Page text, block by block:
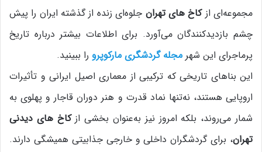
مجموعه‌ای ازکاخ های تهران جلوه‌ای زنده از گذشته ایران را پیش
چشم بازدیدکنندگان می‌آورد. برای اطلاعات بیشتر درباره تاریخ
پرماجرای این شهر مجله گردشگری مارکوپرو را ببینید.
این بناهای تاریخی که ترکیبی از معماری اصیل ایرانی و تأثیرات
اروپایی هستند، نه‌تنها نماد قدرت و هنر دوران قاجار و پهلوی به
شمار می‌روند، بلکه امروز نیز به‌عنوان بخشی ازکاخ های دیدنی
تهران، برای گردشگران داخلی و خارجی جذابیتی همیشگی دارند.